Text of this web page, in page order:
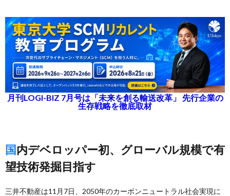
月刊LOGI-BIZ 7月号は「未来を創る輸送改革」 先行企業の
生存戦略を徹底取材
国内デベロッパー初、グローバル規模で有
望技術発掘目指す
三井不動産は11月7日、2050年のカーボンニュートラル社会実現に